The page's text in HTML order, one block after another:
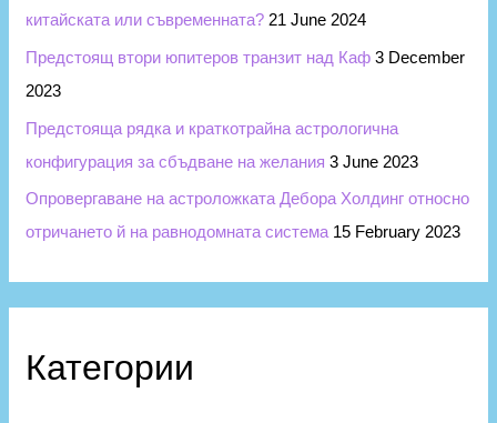
китайската или съвременната? 21 June 2024
Предстоящ втори юпитеров транзит над Каф 3 December
2023
Предстояща рядка и краткотрайна астрологична
конфигурация за сбъдване на желания 3 June 2023
Опровергаване на астроложката Дебора Холдинг относно
отричането й на равнодомната система 15 February 2023
Категории